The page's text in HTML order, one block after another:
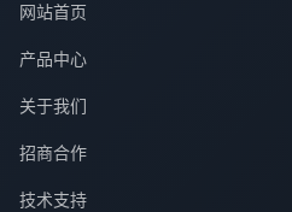
网站首页
产品中心
关于我们
招商合作
技术支持